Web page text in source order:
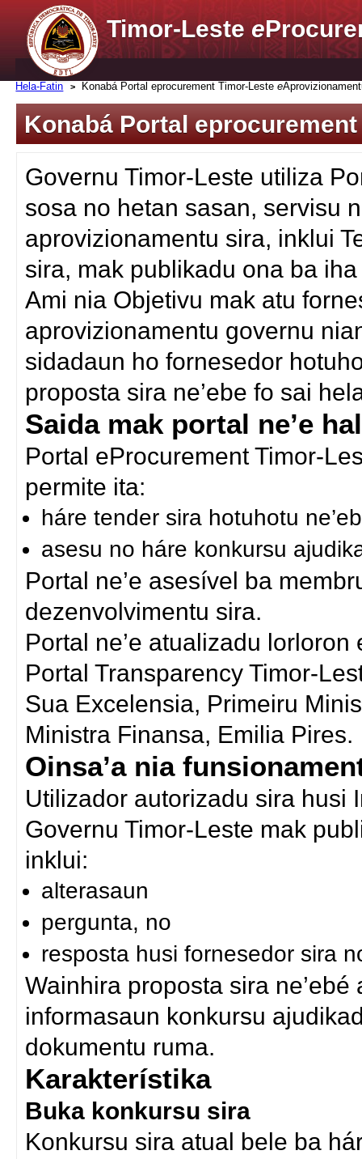
Timor-Lestee
Hela-Fatin Konabá Portal eprocurement Timor-Lestee
Konabá Portal
Governu Timor-Leste utiliza
sosa no hetan sasan, servisu
aprovizionamentu sira, inklui
sira, mak publikadu ona ba
Ami nia Objetivu mak atu
aprovizionamentu governu
sidadaun ho fornesedor
proposta sira ne’ebe fo sai
Saida mak portal ne’e
Portal eProcurement Timor-
permite ita:
háre tender sira hotuhotu
asesu no háre konkursu
Portal ne’e asesível ba
dezenvolvimentu sira.
Portal ne’e atualizadu
Portal Transparency Timor-
Sua Excelensia, Primeiru
Ministra Finansa, Emilia Pires.
Oinsa’a nia
Utilizador autorizadu sira husi
Governu Timor-Leste mak
inklui:
alterasaun
pergunta, no
resposta husi fornesedor sira
Wainhira proposta sira
informasaun konkursu
dokumentu ruma.
Karakterístika
Buka konkursu sira
Konkursu sira atual bele ba